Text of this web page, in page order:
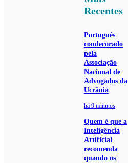
Recentes
Português
condecorado
pela
Associação
Nacional de
Advogados da
Ucrânia
há 9 minutos
Quem é que a
Inteligência
Artificial
recomenda
quando os